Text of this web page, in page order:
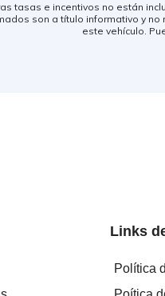
tasas e incentivos no están
son a título informativo y
este vehículo.
Links
Política